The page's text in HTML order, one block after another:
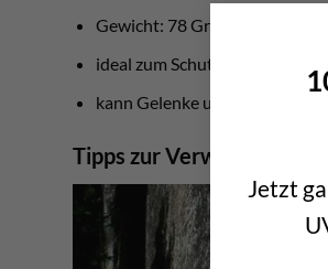
Jetzt
Gewicht: 78 Gramm
ideal zum Schutz der Finger
kann Gelenke und Ringbänder
Tipps zur Verwendung